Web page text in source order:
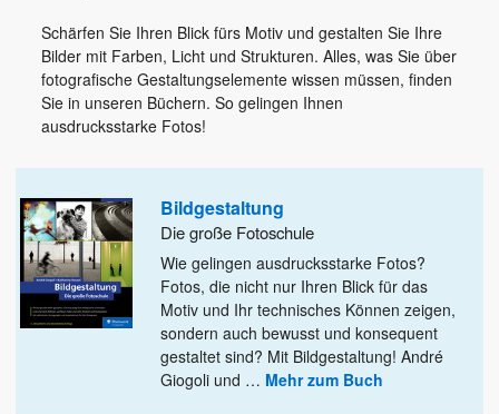
Schärfen Sie Ihren Blick fürs Motiv und gestalten Sie Ihre
Bilder mit Farben, Licht und Strukturen. Alles, was Sie über
fotografische Gestaltungselemente wissen müssen, finden
Sie in unseren Büchern. So gelingen Ihnen
ausdrucksstarke Fotos!
Bildgestaltung
Die große Fotoschule
Wie gelingen ausdrucksstarke Fotos?
Fotos, die nicht nur Ihren Blick für das
Motiv und Ihr technisches Können zeigen,
sondern auch bewusst und konsequent
gestaltet sind? Mit Bildgestaltung! André
Giogoli und … Mehr zum Buch